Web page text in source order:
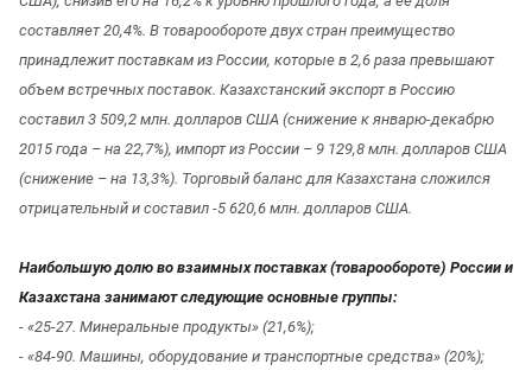
составляет 20,4%. В товарообороте двух стран преимущество
принадлежит поставкам из России, которые в 2,6 раза превышают
объем встречных поставок. Казахстанский экспорт в Россию
составил 3 509,2 млн. долларов США (снижение к январю-декабрю
2015 года – на 22,7%), импорт из России – 9 129,8 млн. долларов США
(снижение – на 13,3%). Торговый баланс для Казахстана сложился
отрицательный и составил -5 620,6 млн. долларов США.
Наибольшую долю во взаимных поставках (товарообороте) России и
Казахстана занимают следующие основные группы:
- «25-27. Минеральные продукты» (21,6%);
- «84-90. Машины, оборудование и транспортные средства» (20%);